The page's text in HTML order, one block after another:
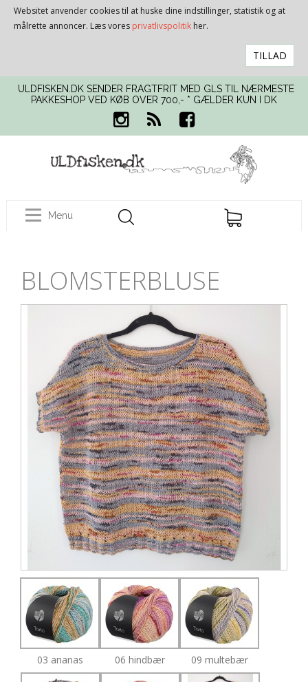
Websitet anvender cookies til at huske dine indstillinger, statistik og at
målrette annoncer. Læs vores privatlivspolitik her.
TILLAD
ULDFISKEN.DK SENDER FRAGTFRIT MED GLS TIL NÆRMESTE
PAKKESHOP VED KØB OVER 700,- * GÆLDER KUN I DK
Menu
BLOMSTERBLUSE
03 ananas 06 hindbær 09 multebær